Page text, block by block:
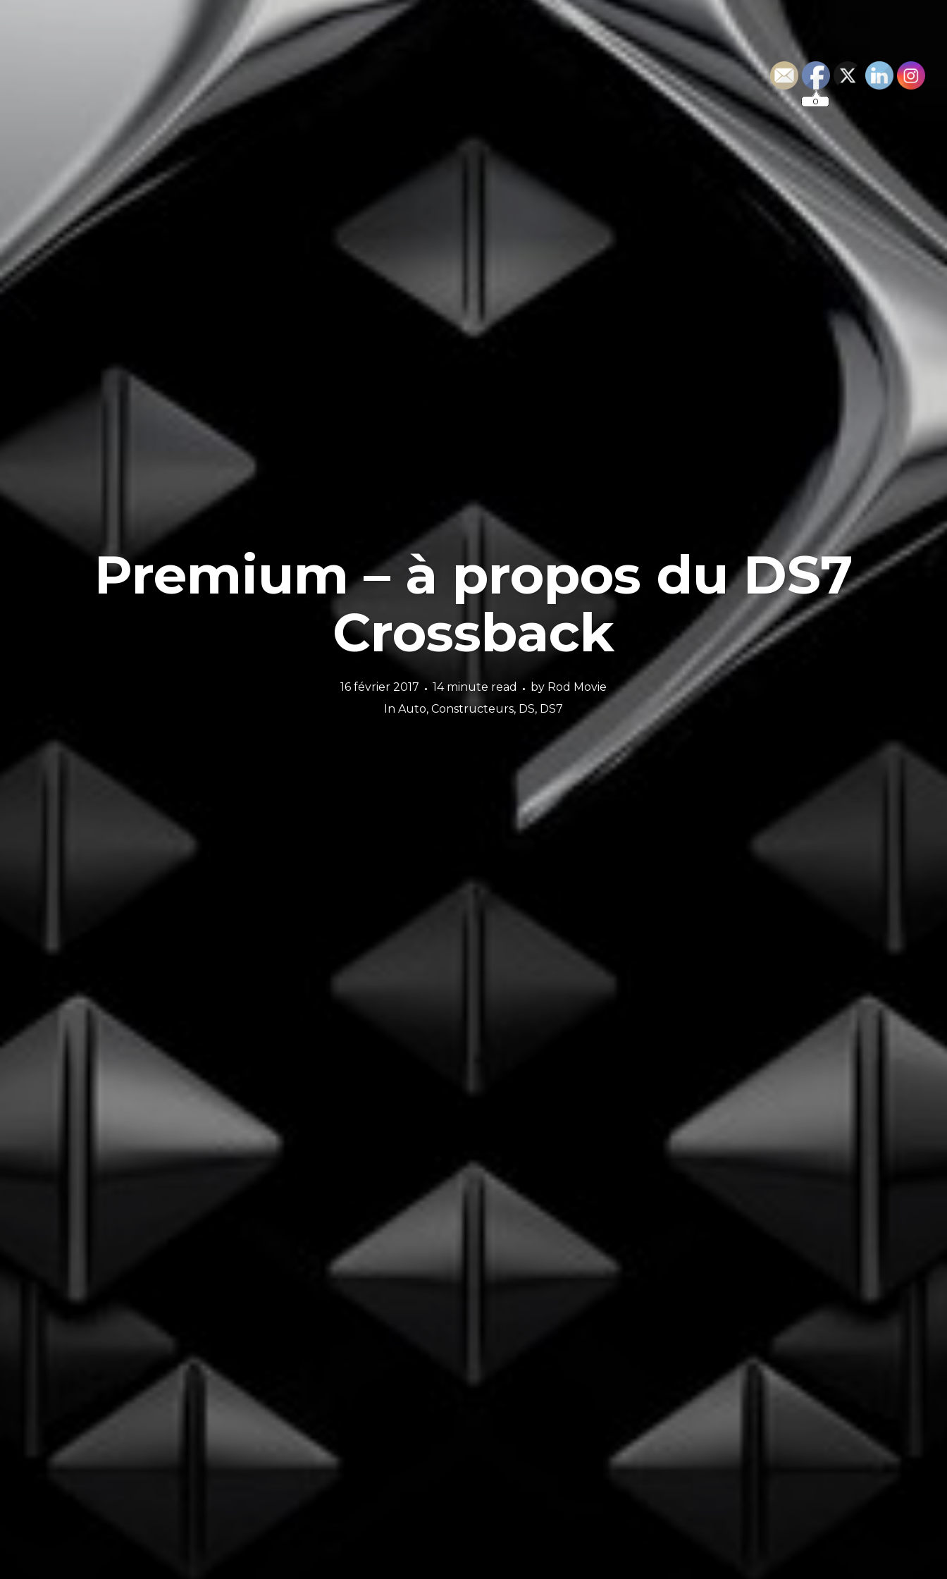
Premium – à propos du DS7
Crossback
16 février 2017 14 minute read by Rod Movie
In Auto, Constructeurs, DS, DS7